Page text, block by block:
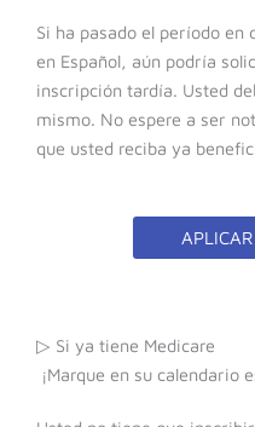
Si ha pasado el período en
en Español, aún podría
inscripción tardía. Usted
mismo. No espere a ser
que usted reciba ya
▷ Si ya tiene Medicare
¡Marque en su calendario